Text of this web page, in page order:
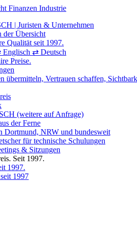
| Juristen & Unternehmen
der Übersicht
Qualität seit 1997.
⇄ Deutsch
Preise.
übermitteln, Vertrauen schaffen,
(weitere auf Anfrage)
der Ferne
Dortmund, NRW und bundesweit
für technische Schulungen
& Sitzungen
Seit 1997.
1997.
1997